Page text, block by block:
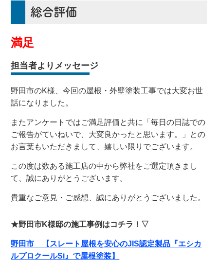
総合評価
満足
担当者よりメッセージ
野田市のK様、今回の屋根・外壁塗装工事では大変お世
話になりました。
またアンケートではご満足評価と共に「毎日の日誌での
ご報告がていねいで、大変良かったと思います。」との
お言葉もいただきまして、嬉しい限りでございます。
この度は数ある施工店の中から弊社をご選定頂きまし
て、誠にありがとうございます。
貴重なご意見・ご感想、誠にありがとうございました。
★野田市K様邸の施工事例はコチラ！▽
野田市 【スレート屋根を安心のJIS認定製品『エシカ
ルプロクールSi』で屋根塗装】